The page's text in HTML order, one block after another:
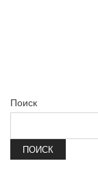
Поиск
ПОИСК